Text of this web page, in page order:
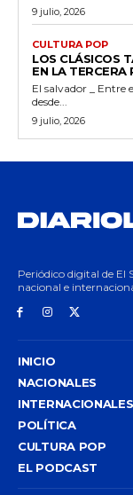
9 julio, 2026
CULTURA POP
LOS CLÁSICOS
EN LA
El salvador _ Entre
desde...
9 julio, 2026
Periódico digital de El
nacional e
INICIO
NACIONALES
INTERNACIONALES
POLÍTICA
CULTURA POP
EL PODCAST